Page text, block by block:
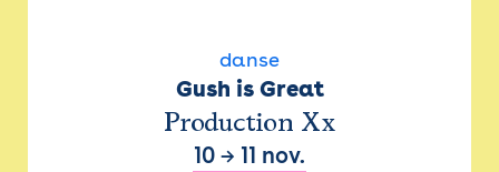
danse
Gush is Great
Production Xx
10 → 11 nov.